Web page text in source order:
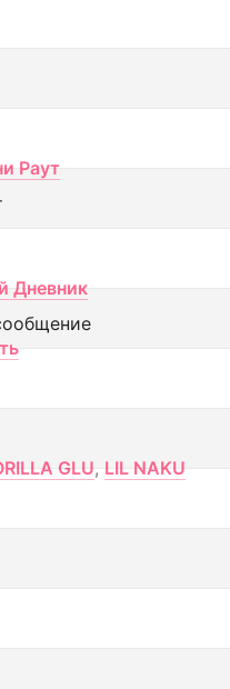
Раут
Дневник
GLU, LIL NAKU